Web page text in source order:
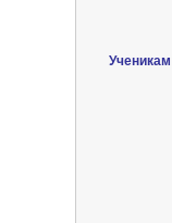
Ученикам